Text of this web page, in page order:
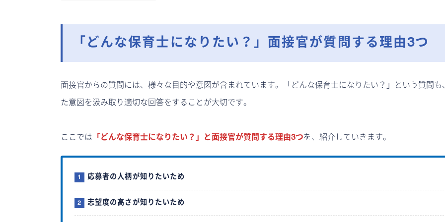
「どんな保育士になりたい？」面接官が質問する理由3つ
面接官からの質問には、様々な目的や意図が含まれています。「どんな保育士になりたい？」という質問も
た意図を汲み取り適切な回答をすることが大切です。
ここでは 「どんな保育士になりたい？」と面接官が質問する理由3つを、紹介していきます。
応募者の人柄が知りたいため
志望度の高さが知りたいため